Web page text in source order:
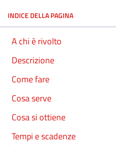
INDICE DELLA PAGINA
A chi è rivolto
Descrizione
Come fare
Cosa serve
Cosa si ottiene
Tempi e scadenze